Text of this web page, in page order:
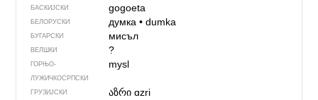
БАСКИЈСКИ gogoeta
БЕЛОРУСКИ думка• dumka
БУГАРСКИ мисъл
ВЕЛШКИ ?
ГОРЊО­
ЛУЖИЧКОСРПСКИ
mysl
ГРУЗИЈСКИ აზრიɑzri